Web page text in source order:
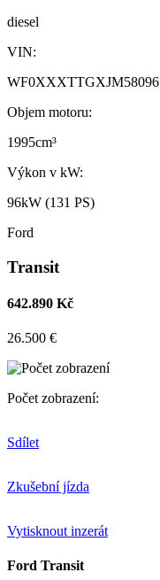
diesel
VIN:
WF0XXXTTGXJM58096
Objem motoru:
1995cm³
Výkon v kW:
96kW (131 PS)
Ford
Transit
642.890 Kč
26.500 €
Počet zobrazení:
Sdílet
Zkušební jízda
Vytisknout inzerát
Ford Transit